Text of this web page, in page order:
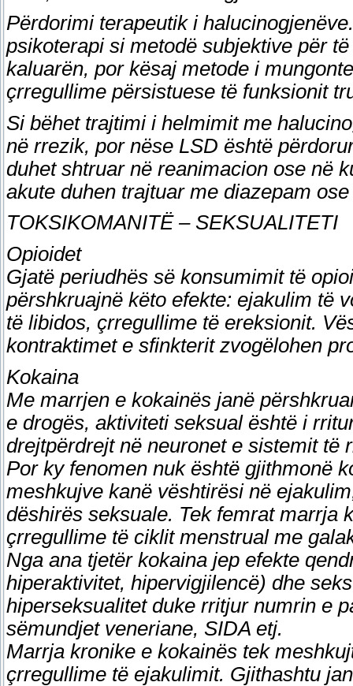
Përdorimi terapeutik i
psikoterapi si metodë subjektive për
kaluarën, por kësaj metode i
çrregullime përsistuese të funksionit
Si bëhet trajtimi i helmimit me
në rrezik, por nëse LSD është
duhet shtruar në reanimacion ose në
akute duhen trajtuar me diazepam
TOKSIKOMANITË – SEKSUALITETI
Opioidet
Gjatë periudhës së konsumimit të
përshkruajnë këto efekte: ejakulim të
të libidos, çrregullime të ereksionit.
kontraktimet e sfinkterit zvogëlohen
Kokaina
Me marrjen e kokainës janë
e drogës, aktiviteti seksual është i
drejtpërdrejt në neuronet e sistemit të
Por ky fenomen nuk është gjithmonë
meshkujve kanë vështirësi në
dëshirës seksuale. Tek femrat marrja
çrregullime të ciklit menstrual me
Nga ana tjetër kokaina jep efekte
hiperaktivitet, hipervigjilencë) dhe
hiperseksualitet duke rritjur numrin e
sëmundjet veneriane, SIDA etj.
Marrja kronike e kokainës tek
çrregullime të ejakulimit. Gjithashtu